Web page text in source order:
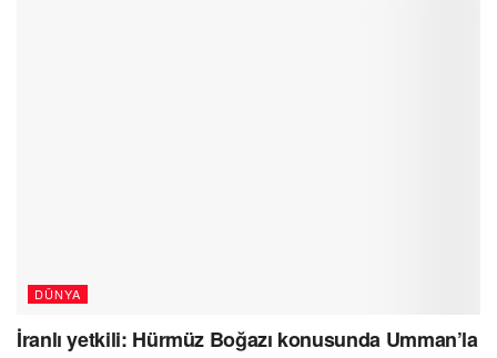
DÜNYA
İranlı yetkili: Hürmüz Boğazı konusunda Umman’la